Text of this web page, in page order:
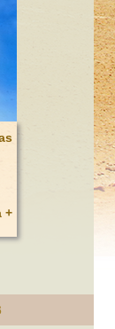
6 dias
+